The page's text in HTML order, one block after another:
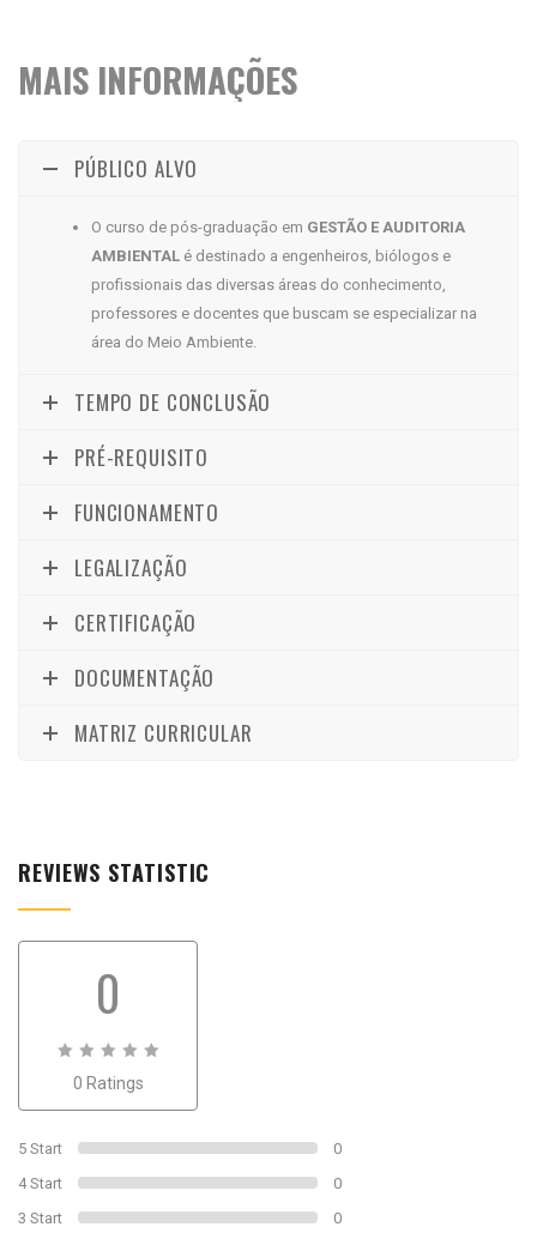
MAIS INFORMAÇÕES
PÚBLICO ALVO
O curso de pós-graduação em GESTÃO E AUDITORIA
AMBIENTAL é destinado a engenheiros, biólogos e
profissionais das diversas áreas do conhecimento,
professores e docentes que buscam se especializar na
área do Meio Ambiente.
TEMPO DE CONCLUSÃO
PRÉ-REQUISITO
FUNCIONAMENTO
LEGALIZAÇÃO
CERTIFICAÇÃO
DOCUMENTAÇÃO
MATRIZ CURRICULAR
REVIEWS STATISTIC
0
out
0
0 Ratings
5 Start
0
4 Start
0
3 Start
0